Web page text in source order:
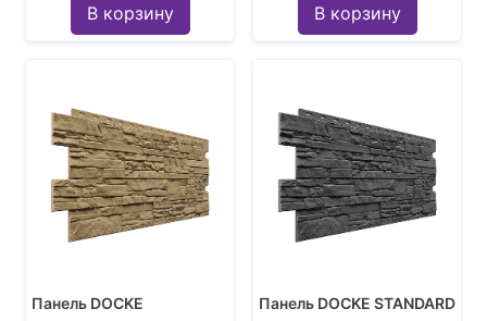
В корзину В корзину
Панель DOCKE
Панель DOCKE STANDARD